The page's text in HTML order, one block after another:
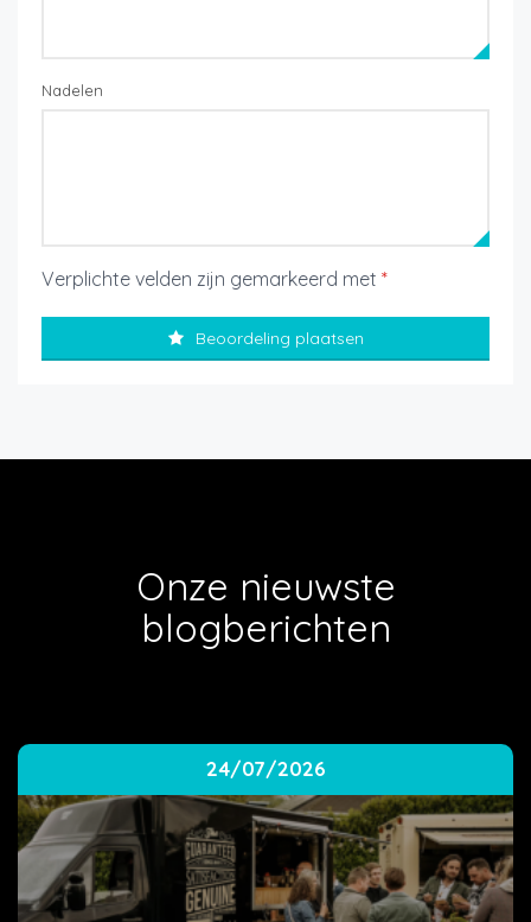
Nadelen
Verplichte velden zijn gemarkeerd met *
Beoordeling plaatsen
Onze nieuwste
blogberichten
24/07/2026